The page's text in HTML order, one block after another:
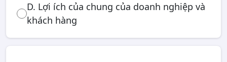
D. Lợi ích của chung của doanh nghiệp và
khách hàng